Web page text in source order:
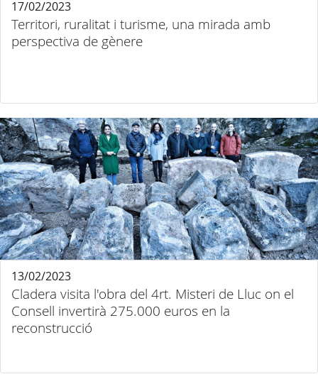
Territori, ruralitat i turisme, una mirada amb
perspectiva de gènere
17/02/2023
Cladera visita l'obra del 4rt. Misteri de Lluc on el
Consell invertirà 275.000 euros en la
reconstrucció
13/02/2023